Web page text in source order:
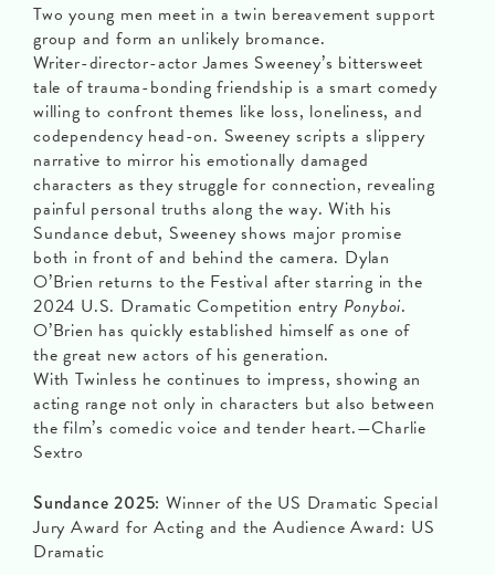
Two young men meet in a twin bereavement support
group and form an unlikely bromance.
Writer-director-actor James Sweeney’s bittersweet
tale of trauma-bonding friendship is a smart comedy
willing to confront themes like loss, loneliness, and
codependency head-on. Sweeney scripts a slippery
narrative to mirror his emotionally damaged
characters as they struggle for connection, revealing
painful personal truths along the way. With his
Sundance debut, Sweeney shows major promise
both in front of and behind the camera. Dylan
O’Brien returns to the Festival after starring in the
2024 U.S. Dramatic Competition entry Ponyboi.
O’Brien has quickly established himself as one of
the great new actors of his generation.
With Twinless he continues to impress, showing an
acting range not only in characters but also between
the film’s comedic voice and tender heart.—Charlie
Sextro
Sundance 2025: Winner of the US Dramatic Special
Jury Award for Acting and the Audience Award: US
Dramatic